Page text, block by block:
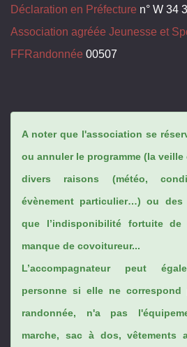
Déclaration en Préfecture n° W 34
Association agréée Jeunesse et
FFRandonnée 00507
A noter que l'association se
ou annuler le programme (la
divers raisons (météo,
évènement particulier…) ou des
que l’indisponibilité fortuite de
manque de covoitureur...
L’accompagnateur peut
personne si elle ne
randonnée, n'a pas
marche, sac à dos, vêtements